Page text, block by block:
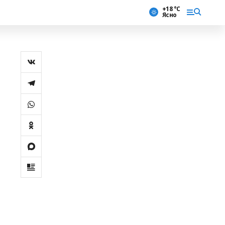
+18 °С
Ясно